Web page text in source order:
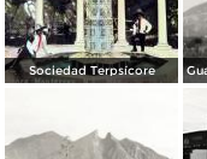
Sociedad Terpsícore